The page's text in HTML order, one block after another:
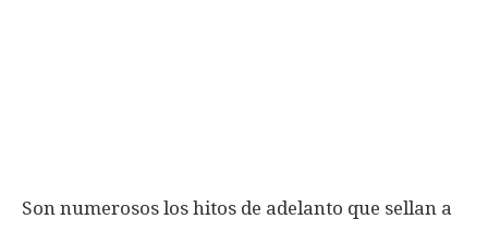
Son numerosos los hitos de adelanto que sellan a